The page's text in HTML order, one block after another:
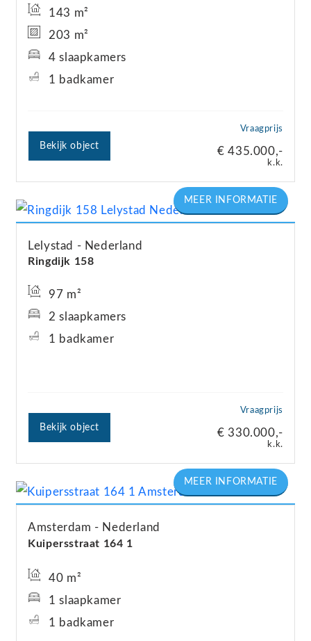
Vraagprijs
€ 435.000,-
k.k.
143 m²
203 m²
4 slaapkamers
1 badkamer
Bekijk object
Ringdijk 158
Lelystad Nederland
Vraagprijs
€ 330.000,-
k.k.
97 m²
2 slaapkamers
1 badkamer
Bekijk object
Kuipersstraat 164 1
Amsterdam Nederland
40 m²
1 slaapkamer
1 badkamer